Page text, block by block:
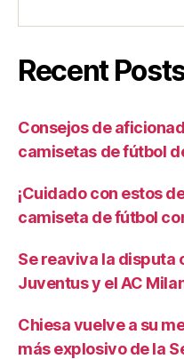
Recent
Consejos de
camisetas de fútbol
¡Cuidado con estos
camiseta de fútbol
Se reaviva la disputa
Juventus y el AC
Chiesa vuelve a su
más explosivo de la